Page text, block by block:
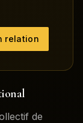
relation
de